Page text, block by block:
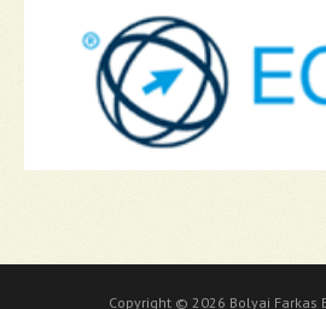
Copyright © 2026 Bolyai Farkas